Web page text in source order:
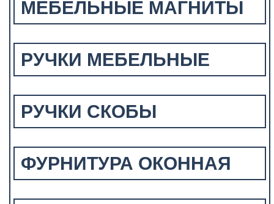
МЕБЕЛЬНЫЕ МАГНИТЫ
РУЧКИ МЕБЕЛЬНЫЕ
РУЧКИ СКОБЫ
ФУРНИТУРА ОКОННАЯ